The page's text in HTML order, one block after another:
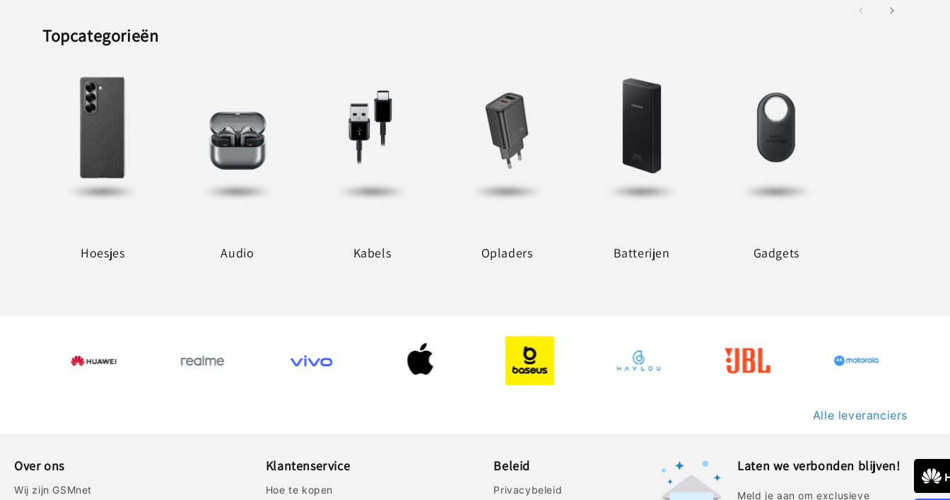
Topcategorieën
Hoesjes Audio Kabels Opladers Batterijen Gadgets
Alle leveranciers
Over ons
Wij zijn GSMnet
Klantenservice
Hoe te kopen
Beleid
Privacybeleid
Laten we verbonden blijven!
Meld je aan om exclusieve